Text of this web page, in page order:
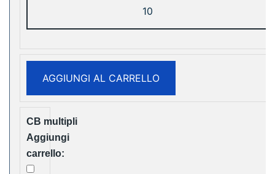
Cube
20000
Disposable
Vape
Free
AGGIUNGI AL CARRELLO